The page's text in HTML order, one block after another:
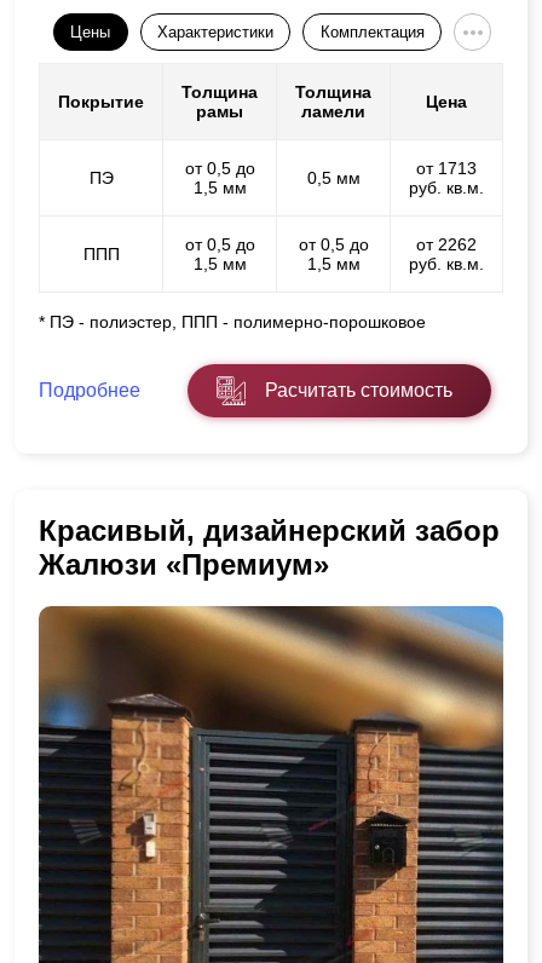
Цены Характеристики Комплектация
Покрытие
Толщина
рамы
Толщина
ламели
Цена
ПЭ
от 0,5 до
1,5 мм
0,5 мм
от 1713
руб. кв.м.
ППП
от 0,5 до
1,5 мм
от 0,5 до
1,5 мм
от 2262
руб. кв.м.
* ПЭ - полиэстер, ППП - полимерно-порошковое
Подробнее Расчитать стоимость
Красивый, дизайнерский забор
Жалюзи «Премиум»